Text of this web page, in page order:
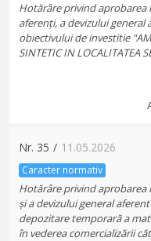
Hotărâre privind
aferenți, a devizului
obiectivului de investitie
SINTETIC IN LOCALITATEA
Nr. 35 / 11.05.2026
Caracter normativ
Hotărâre privind
și a devizului general
depozitare temporară a
în vederea comercializării